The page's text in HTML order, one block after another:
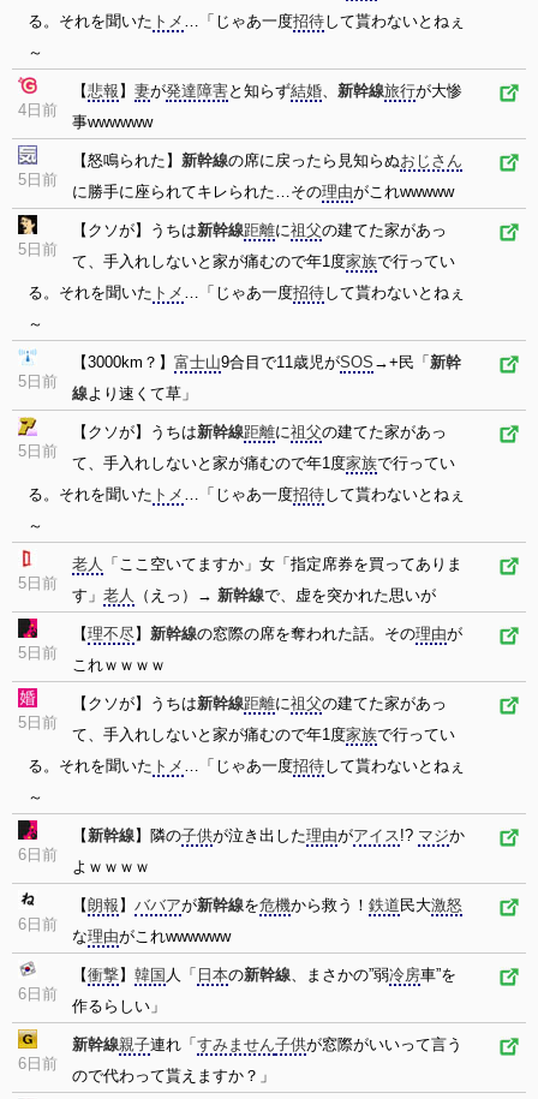
る。それを聞いた トメ …「じゃあ一度招待して貰わないとねぇ
～
4日前
【悲報 】 妻が発達障害と知らず結婚、 新幹線旅行が大惨
事wwwwww
5日前
【怒鳴られた】 新幹線の席に戻ったら見知らぬおじさん
に勝手に座られてキレられた…その理由がこれwwwww
5日前
【クソが】うちは新幹線距離に祖父の建てた家があっ
て、手入れしないと家が痛むので年1度家族で行ってい
る。それを聞いた トメ …「じゃあ一度招待して貰わないとねぇ
～
5日前
【3000km？】 富士山9合目で11歳児がSOS →+民「 新幹
線より速くて草」
5日前
【クソが】うちは新幹線距離に祖父の建てた家があっ
て、手入れしないと家が痛むので年1度家族で行ってい
る。それを聞いた トメ …「じゃあ一度招待して貰わないとねぇ
～
5日前
老人 「ここ空いてますか」女「指定席券を買ってありま
す」 老人 （えっ）→ 新幹線で、虚を突かれた思いが
5日前
【理不尽】 新幹線の窓際の席を奪われた話。その理由が
これｗｗｗｗ
5日前
【クソが】うちは新幹線距離に祖父の建てた家があっ
て、手入れしないと家が痛むので年1度家族で行ってい
る。それを聞いた トメ …「じゃあ一度招待して貰わないとねぇ
～
6日前
【新幹線】隣の子供が泣き出した理由がアイス!? マジか
よｗｗｗｗ
6日前
【朗報 】 ババアが新幹線を危機から救う！ 鉄道 民大激怒
な理由がこれwwwwww
6日前
【衝撃】 韓国 人「 日本の新幹線、まさかの”弱冷房車”を
作るらしい」
6日前
新幹線親子連れ「 すみません子供が窓際がいいって言う
ので代わって貰えますか？」